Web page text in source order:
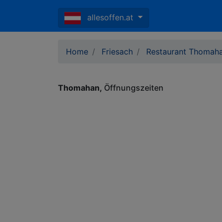
allesoffen.at
Home Friesach Restaurant
Thomahan Öffnungszeiten